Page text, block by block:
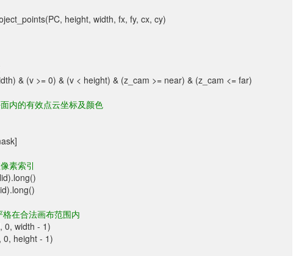
height, width, fx, fy, cx, cy)
& (v >= 0) & (v < height) & (z_cam >= near) & (z_cam <= far)
内的有效点云坐标及颜色
素索引
在合法画布范围内
0, width - 1)
height - 1)